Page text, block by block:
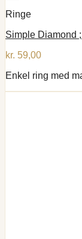
Ringe
Simple Diamond
kr. 59,00
Enkel ring med